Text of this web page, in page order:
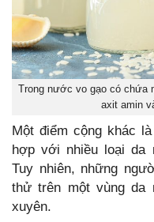
Trong nước vo gạo có chứa
axit amin
Một điểm cộng khác
hợp với nhiều loại da
Tuy nhiên, những
thử trên một vùng da
xuyên.